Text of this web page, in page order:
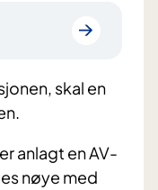
skal en
anlagt en AV-
nøye med